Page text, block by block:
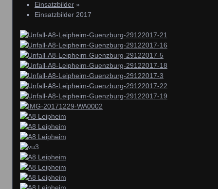
Einsatzbilder »
Einsatzbilder 2017